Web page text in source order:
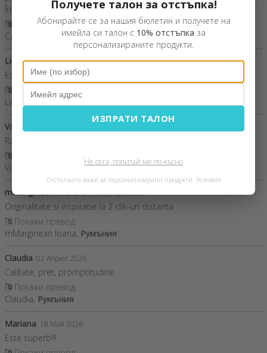
Însă per total, mult mai frumos decât mă așteptam.
Покажи превод
Carmen C,
Румъния
Lidia 09 Март 2026
Este superb
Покажи превод
Lidia,
Violeta
Rapid, elegant, și de durata.
Violeta,
mMarginean Ioana 24 Февруари 2026
Originalitate si inspiratie la 2 clik-uri distanta
Покажи превод
mMarginean Ioana, Румъния
Claudia 02 Април 2026
Calitate, pret, promptitudine
Покажи превод
Claudia, Румъния
Mariana 18 Май 2026
Este superb!!!
Получете талон за отстъпка!
Абонирайте се за нашия бюлетин и получете на
имейла си талон с 10% отстъпка за
персонализираните продукти.
ИЗПРАТИ ТАЛОН
Не сега, попитай ме по-късно
Отстъпката важи за персонализирани продукти. Условия